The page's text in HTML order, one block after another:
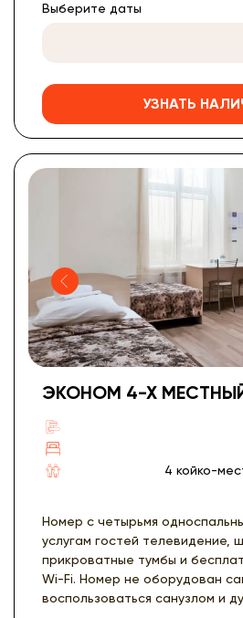
Выберите даты
УЗНАТЬ
ЭКОНОМ 4-Х
4 койко-
Номер с четырьмя
услугам гостей телевидение,
прикроватные тумбы и
Wi-Fi. Номер не оборудован
воспользоваться санузлом и